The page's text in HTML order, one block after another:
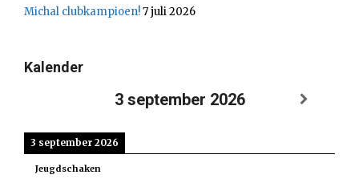
Michal clubkampioen!7 juli 2026
Kalender
3 september 2026
3 september 2026
Jeugdschaken